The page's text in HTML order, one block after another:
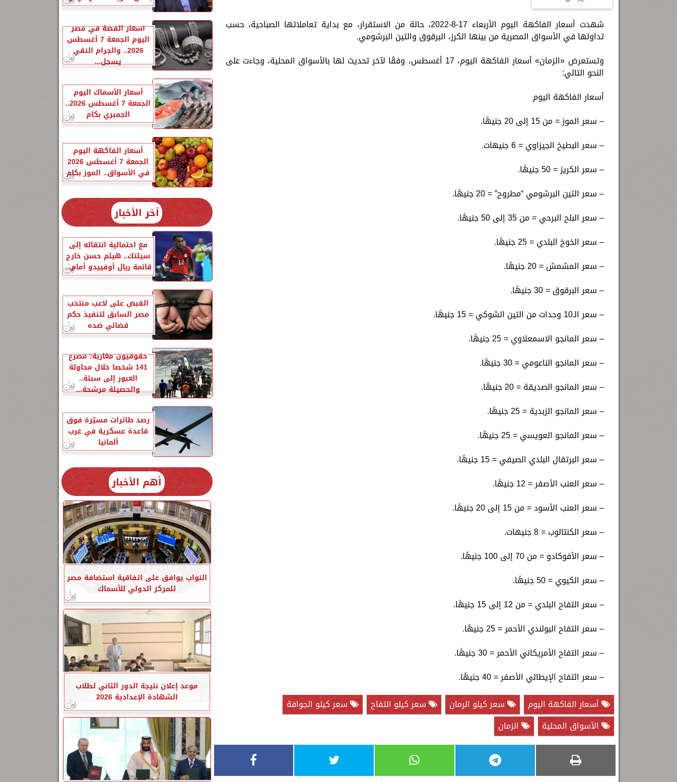
شهدت أسعار الفاكهة اليوم الأربعاء 17-8-2022، حالة من الاستقرار، مع بداية تعاملاتها الصباحية، حسب
تداولها في الأسواق المصرية من بينها الكرز، البرقوق والتين البرشومي.
وتستعرض «الزمان» أسعار الفاكهة اليوم، 17 أغسطس، وفقًا لآخر تحديث لها بالأسواق المحلية، وجاءت على
النحو التالي:
أسعار الفاكهة اليوم
– سعر الموز = من 15 إلى 20 جنيهًا.
– سعر البطيخ الجيزاوي = 6 جنيهات.
– سعر الكريز = 50 جنيهًا.
– سعر التين البرشومي “مطروح” = 20 جنيهًا.
– سعر البلح البرحي = من 35 إلى 50 جنيهًا.
– سعر الخوخ البلدي = 25 جنيهًا.
– سعر المشمش = 20 جنيهًا.
– سعر البرقوق = 30 جنيهًا.
– سعر الـ10 وحدات من التين الشوكي = 15 جنيهًا.
– سعر المانجو الاسمعلاوي = 25 جنيهًا.
– سعر المانجو الناعومي = 30 جنيهًا.
– سعر المانجو الصديقة = 20 جنيهًا.
– سعر المانجو الزبدية = 25 جنيهًا.
– سعر المانجو العويسي = 25 جنيهًا.
– سعر البرتقال البلدي الصيفي = 15 جنيهًا.
– سعر العنب الأصفر = 12 جنيهًا.
– سعر العنب الأسود = من 15 إلى 20 جنيهًا.
– سعر الكنتالوب = 8 جنيهات.
– سعر الأفوكادو = من 70 إلى 100 جنيهًا.
– سعر الكيوي = 50 جنيهًا.
– سعر التفاح البلدي = من 12 إلى 15 جنيهًا.
– سعر التفاح البولندي الأحمر = 25 جنيهًا.
– سعر التفاح الأمريكاني الأحمر = 30 جنيهًا.
– سعر التفاح الإيطالي الأصفر = 40 جنيهًا.
أسعار الفاكهة اليوم
سعر كيلو الرمان سعر كيلو التفاح
سعر كيلو الجوافة
الأسواق المحلية
الزمان
أسعار الفضة في مصر
اليوم الجمعة 7 أغسطس
2026.. والجرام النقي
يسجل...
أسعار الأسماك اليوم
الجمعة 7 أغسطس 2026..
الجمبري بكام
أسعار الفاكهة اليوم
الجمعة 7 أغسطس 2026
في الأسواق.. الموز بكام
آخر الأخبار
مع احتمالية انتقاله إلى
سيلتك.. هيثم حسن خارج
قائمة ريال أوفييدو أمام...
القبض على لاعب منتخب
مصر السابق لتنفيذ حكم
قضائي ضده
حقوقيون مغاربة: مصرع
141 شخصا خلال محاولة
العبور إلى سبتة..
والحصيلة مرشحة...
رصد طائرات مسيّرة فوق
قاعدة عسكرية في غرب
ألمانيا
أهم الأخبار
النواب يوافق على اتفاقية استضافة مصر
للمركز الدولي للأسماك
موعد إعلان نتيجة الدور الثاني لطلاب
الشهادة الإعدادية 2026